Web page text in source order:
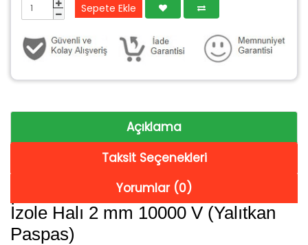
Sepete Ekle
Açıklama
Taksit Seçenekleri
Yorumlar (0)
İzole Halı 2 mm 10000 V (Yalıtkan
Paspas)